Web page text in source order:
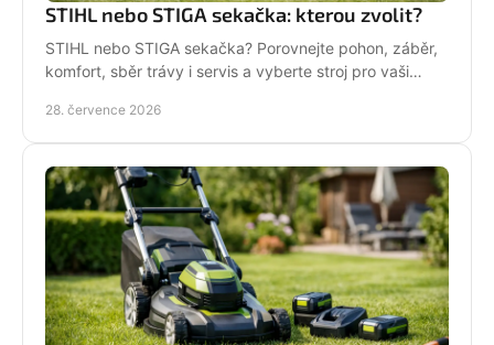
STIHL nebo STIGA sekačka: kterou zvolit?
STIHL nebo STIGA sekačka? Porovnejte pohon, záběr,
komfort, sběr trávy i servis a vyberte stroj pro vaši
28. července 2026